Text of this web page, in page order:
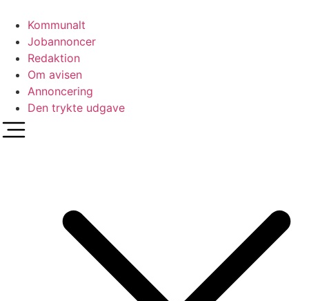
indhold
Kommunalt
Jobannoncer
Redaktion
Om avisen
Annoncering
Den trykte udgave